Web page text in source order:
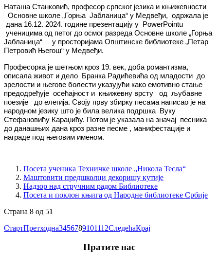
Наташа Станковић, професор српског језика и књижевности
Основне школе „Горња Јабланица“ у Медвеђи, одржала је
дана 16.12. 2024. године презентацију у
PowerPointu
ученицима од петог до осмог разреда Основне школе „Горња
Јабланица“
у просторијама Општинске библиотеке „Петар
Петровић Његош“ у Медвеђи.
Професорка је шетњом кроз 19. век, доба романтизма,
описала живот и дело
Бранка Радићевића од младости до
зрелости и његове болести указујући како емотивно стање
предодређује осећајност и књижевну врсту од
љубавне
поезије
до елегија. Своју прву збирку песама написао је на
народном језику што је била велика подршка
Вуку
Стефановићу Караџићу. Потом је указала на значај песника
до данашњих дана кроз разне песме , манифестације и
награде под његовим именом.
Посета ученика Техничке школе „Никола Тесла“
Маштовити предшколци декоришу кутије
Надзор над стручним радом Библиотеке
Посета и поклон књига од Народне библиотеке Србије
Страна 8 од 51
СтартПретходна3456789101112СледећаКрај
Пратите нас